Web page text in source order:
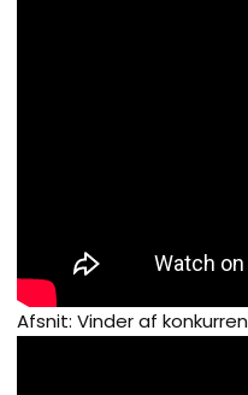
Afsnit: Vinder af